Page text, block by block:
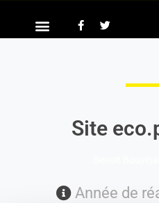
Site
Année de